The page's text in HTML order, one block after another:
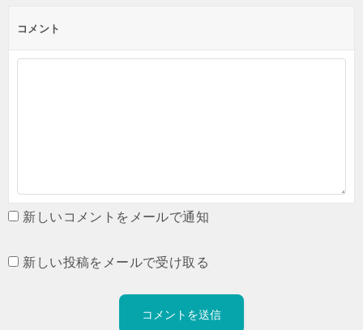
コメント
新しいコメントをメールで通知
新しい投稿をメールで受け取る